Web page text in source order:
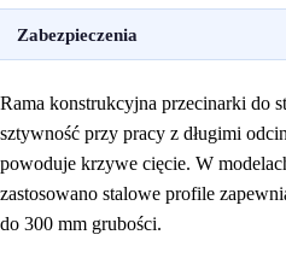
Zabezpieczenia
Rama konstrukcyjna przecinarki do
sztywność przy pracy z długimi
powoduje krzywe cięcie. W
zastosowano stalowe profile
do 300 mm grubości.